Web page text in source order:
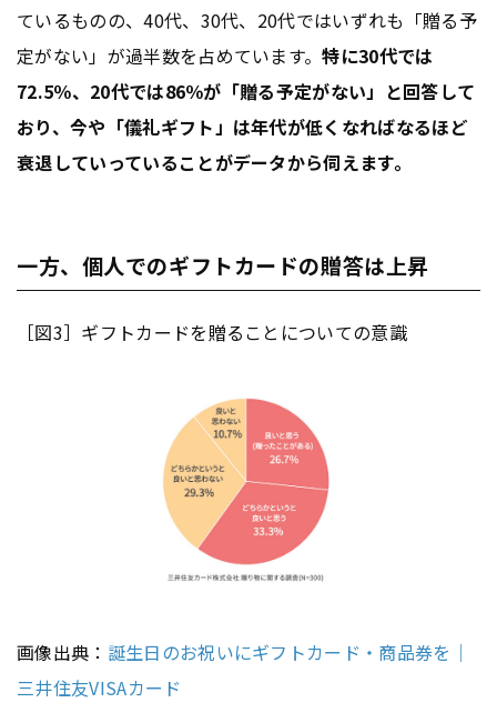
ているものの、40代、30代、20代ではいずれも「贈る予
定がない」が過半数を占めています。特に30代では
72.5％、20代では86％が「贈る予定がない」と回答して
おり、今や「儀礼ギフト」は年代が低くなればなるほど
衰退していっていることがデータから伺えます。
一方、個人でのギフトカードの贈答は上昇
［図3］ギフトカードを贈ることについての意識
画像出典： 誕生日のお祝いにギフトカード・商品券を｜
三井住友VISAカード